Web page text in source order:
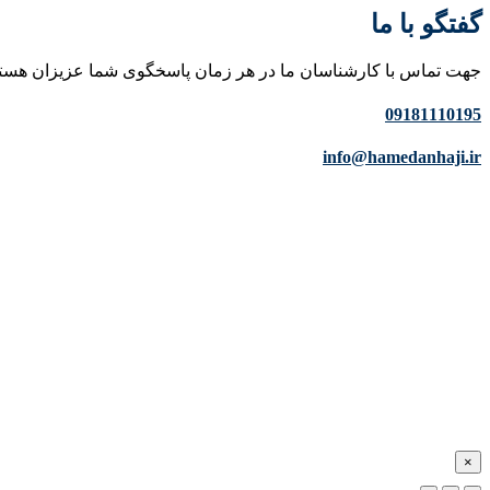
گفتگو با ما
جهت تماس با کارشناسان ما در هر زمان پاسخگوی شما عزیزان
09181110195
info@hamedanhaji.ir
×